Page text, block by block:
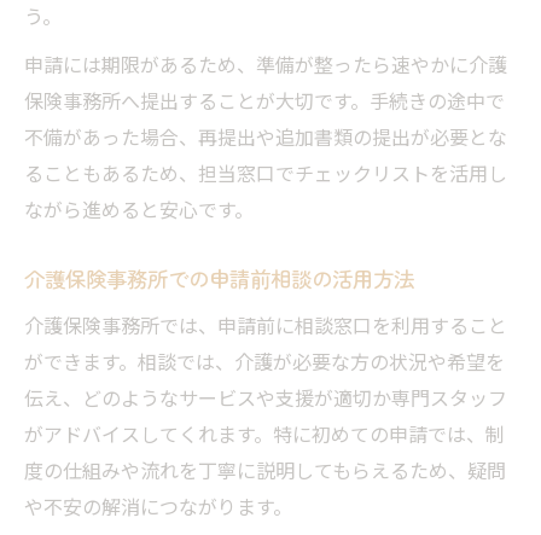
う。
申請には期限があるため、準備が整ったら速やかに介護
保険事務所へ提出することが大切です。手続きの途中で
不備があった場合、再提出や追加書類の提出が必要とな
ることもあるため、担当窓口でチェックリストを活用し
ながら進めると安心です。
介護保険事務所での申請前相談の活用方法
介護保険事務所では、申請前に相談窓口を利用すること
ができます。相談では、介護が必要な方の状況や希望を
伝え、どのようなサービスや支援が適切か専門スタッフ
がアドバイスしてくれます。特に初めての申請では、制
度の仕組みや流れを丁寧に説明してもらえるため、疑問
や不安の解消につながります。